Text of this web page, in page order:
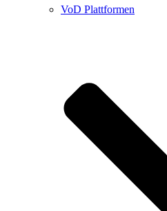
VoD Plattformen